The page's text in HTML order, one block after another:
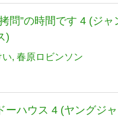
問”の時間です 4 (ジャ
)
い 春原ロビンソン
ーハウス 4 (ヤングジャ